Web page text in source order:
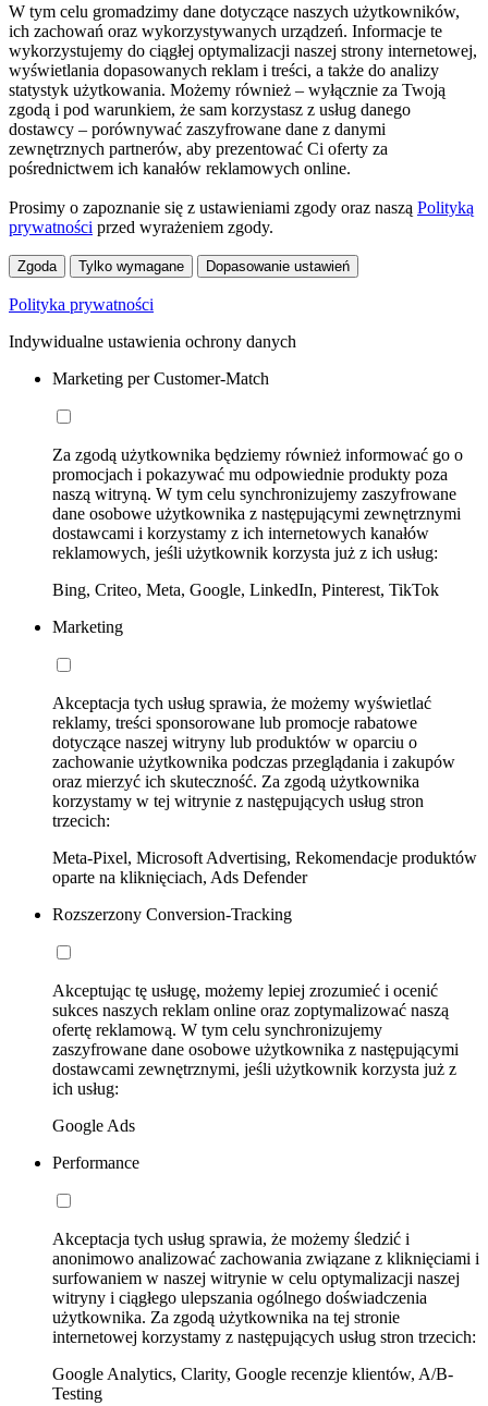
W tym celu gromadzimy dane dotyczące naszych użytkowników,
ich zachowań oraz wykorzystywanych urządzeń. Informacje te
wykorzystujemy do ciągłej optymalizacji naszej strony internetowej,
wyświetlania dopasowanych reklam i treści, a także do analizy
statystyk użytkowania. Możemy również – wyłącznie za Twoją
zgodą i pod warunkiem, że sam korzystasz z usług danego
dostawcy – porównywać zaszyfrowane dane z danymi
zewnętrznych partnerów, aby prezentować Ci oferty za
pośrednictwem ich kanałów reklamowych online.
Prosimy o zapoznanie się z ustawieniami zgody oraz naszą Polityką
prywatności przed wyrażeniem zgody.
Zgoda Tylko wymagane Dopasowanie ustawień
Polityka prywatności
Indywidualne ustawienia ochrony danych
Marketing per Customer-Match
Za zgodą użytkownika będziemy również informować go o
promocjach i pokazywać mu odpowiednie produkty poza
naszą witryną. W tym celu synchronizujemy zaszyfrowane
dane osobowe użytkownika z następującymi zewnętrznymi
dostawcami i korzystamy z ich internetowych kanałów
reklamowych, jeśli użytkownik korzysta już z ich usług:
Bing, Criteo, Meta, Google, LinkedIn, Pinterest, TikTok
Marketing
Akceptacja tych usług sprawia, że możemy wyświetlać
reklamy, treści sponsorowane lub promocje rabatowe
dotyczące naszej witryny lub produktów w oparciu o
zachowanie użytkownika podczas przeglądania i zakupów
oraz mierzyć ich skuteczność. Za zgodą użytkownika
korzystamy w tej witrynie z następujących usług stron
trzecich:
Meta-Pixel, Microsoft Advertising, Rekomendacje produktów
oparte na kliknięciach, Ads Defender
Rozszerzony Conversion-Tracking
Akceptując tę usługę, możemy lepiej zrozumieć i ocenić
sukces naszych reklam online oraz zoptymalizować naszą
ofertę reklamową. W tym celu synchronizujemy
zaszyfrowane dane osobowe użytkownika z następującymi
dostawcami zewnętrznymi, jeśli użytkownik korzysta już z
ich usług:
Google Ads
Performance
Akceptacja tych usług sprawia, że możemy śledzić i
anonimowo analizować zachowania związane z kliknięciami i
surfowaniem w naszej witrynie w celu optymalizacji naszej
witryny i ciągłego ulepszania ogólnego doświadczenia
użytkownika. Za zgodą użytkownika na tej stronie
internetowej korzystamy z następujących usług stron trzecich:
Google Analytics, Clarity, Google recenzje klientów, A/B-
Testing